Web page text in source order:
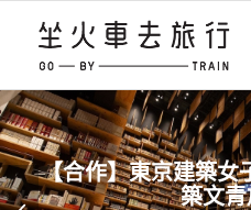
【合作】東京建築女
築文